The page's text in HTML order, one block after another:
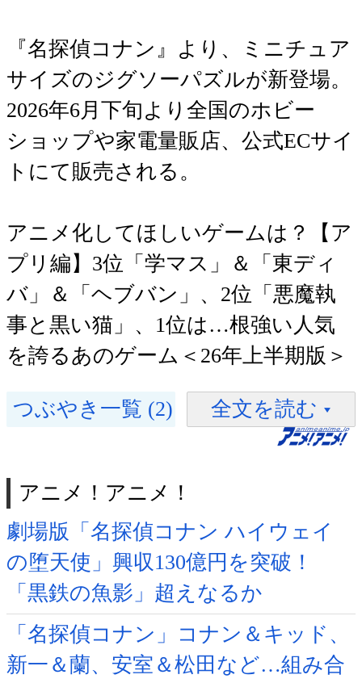
『名探偵コナン』より、ミニチュア
サイズのジグソーパズルが新登場。
2026年6月下旬より全国のホビー
ショップや家電量販店、公式ECサイ
トにて販売される。
アニメ化してほしいゲームは？【ア
プリ編】3位「学マス」＆「東ディ
バ」＆「ヘブバン」、2位「悪魔執
事と黒い猫」、1位は…根強い人気
を誇るあのゲーム＜26年上半期版＞
つぶやき一覧 (2) 全文を読む
アニメ！アニメ！
劇場版「名探偵コナン ハイウェイ
の堕天使」興収130億円を突破！
「黒鉄の魚影」超えなるか
「名探偵コナン」コナン＆キッド、
新一＆蘭、安室＆松田など…組み合